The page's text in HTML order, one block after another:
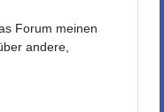
Forum meinen
andere,